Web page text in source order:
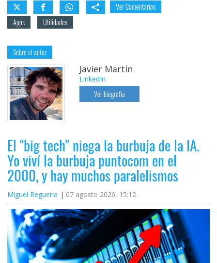
Ver Comentarios
Apps
Utilidades
Sobre el autor
Javier Martín
LinkedIn
Ver biografía
El "big tech" niega la burbuja de la IA.
Yo viví la burbuja puntocom en el
2000, y hay muchos paralelismos
Miguel Regueira 07 agosto 2026, 15:12